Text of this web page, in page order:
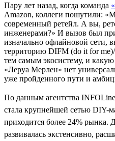
Пару лет назад, когда команда
Amazon, коллеги пошутили:
современный ретейл. А вы,
инженерами?» И вызов был
изначально офлайновой сети,
территорию DIFM (do it for
тем самым экосистему, и
«Леруа Мерлен» нет
уже пройденного пути и
По данным агентства
стала крупнейшей сетью DIY-
приходится более 24% рынка.
развивалась экстенсивно,